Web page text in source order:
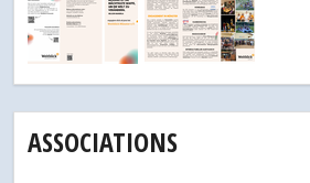
ASSOCIATIONS